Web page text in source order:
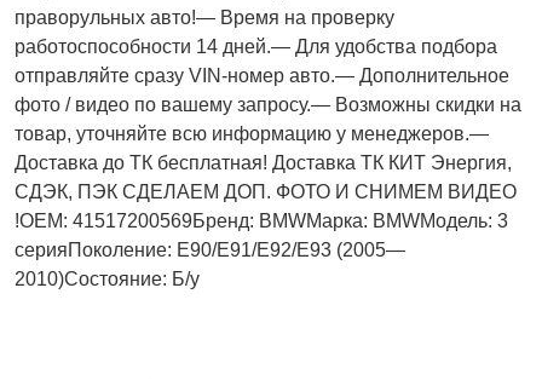
праворульных авто!— Время на проверку
работоспособности 14 дней.— Для удобства подбора
отправляйте сразу VIN-номер авто.— Дополнительное
фото / видео по вашему запросу.— Возможны скидки на
товар, уточняйте всю информацию у менеджеров.—
Доставка до ТК бесплатная! Доставка ТК КИТ Энергия,
СДЭК, ПЭК СДЕЛАЕМ ДОП. ФОТО И СНИМЕМ ВИДЕО
!OEM: 41517200569Бренд: BMWМарка: BMWМодель: 3
серияПоколение: E90/E91/E92/E93 (2005—
2010)Состояние: Б/у